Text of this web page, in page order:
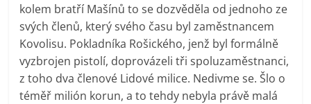
kolem bratří Mašínů to se dozvěděla od jednoho ze
svých členů, který svého času byl zaměstnancem
Kovolisu. Pokladníka Rošického, jenž byl formálně
vyzbrojen pistolí, doprovázeli tři spoluzaměstnanci,
z toho dva členové Lidové milice. Nedivme se. Šlo o
téměř milión korun, a to tehdy nebyla právě malá